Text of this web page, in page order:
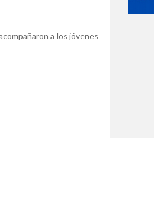
a los jóvenes